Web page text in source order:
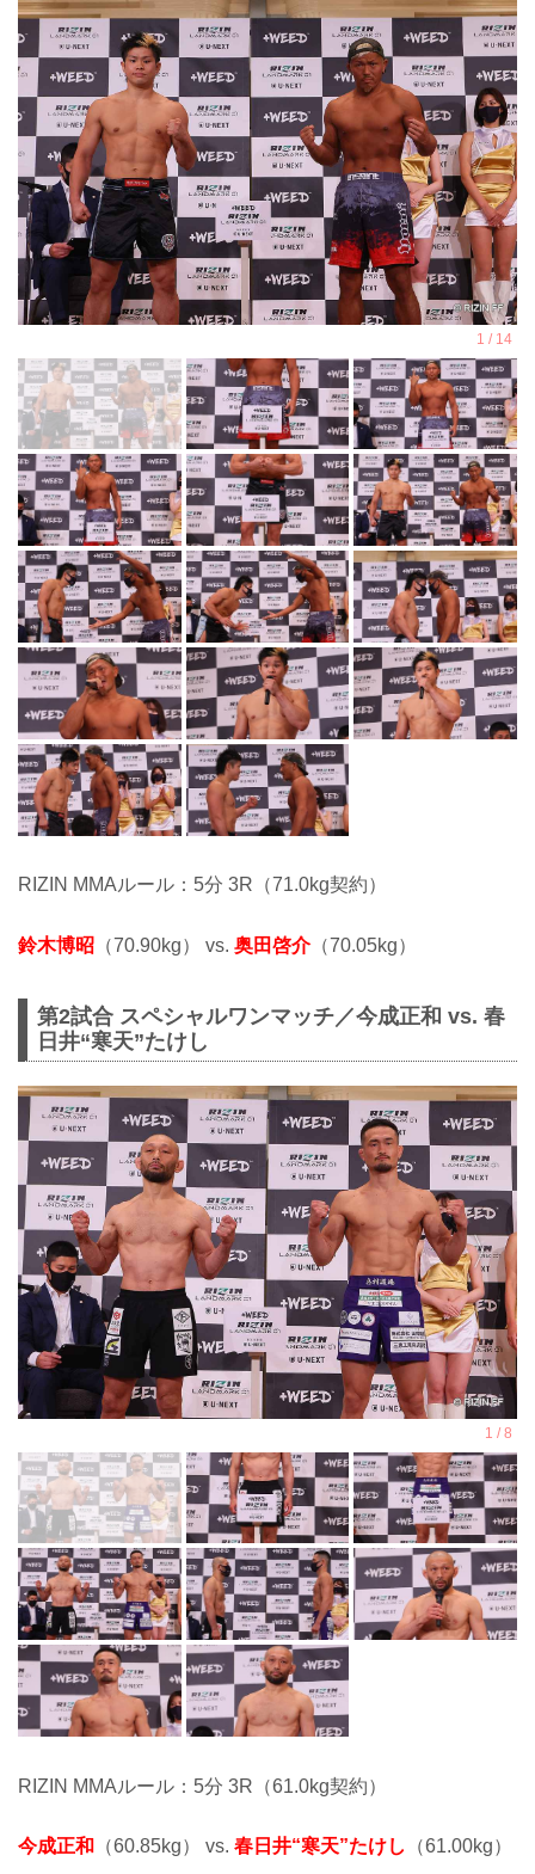
RIZIN MMAルール：5分 3R（71.0kg契約）
鈴木博昭 （70.90kg） vs. 奥田啓介（70.05kg）
第2試合 スペシャルワンマッチ／今成正和 vs. 春
日井“寒天”たけし
RIZIN MMAルール：5分 3R（61.0kg契約）
今成正和 （60.85kg） vs. 春日井“寒天”たけし （61.00kg）